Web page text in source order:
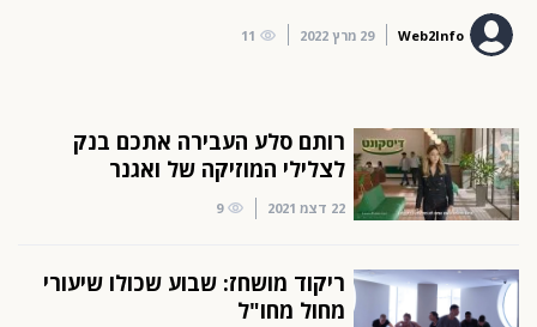
Web2Info 29 מרץ 2022 11
רותם סלע העבירה אתכם בנק
לצלילי המוזיקה של ואגנר
22 דצמ 2021 9
ריקוד מושחז: שבוע שכולו שיעורי
מחול מחו"ל